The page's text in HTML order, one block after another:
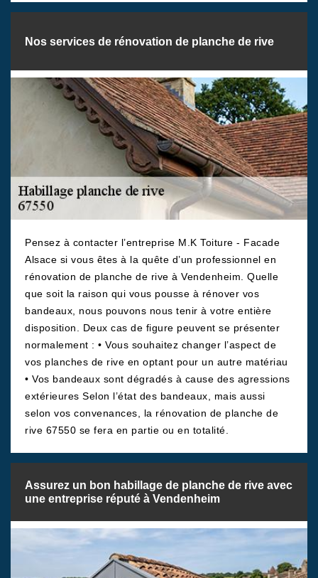
Nos services de rénovation de planche de rive
Pensez à contacter l’entreprise M.K Toiture - Facade
Alsace si vous êtes à la quête d’un professionnel en
rénovation de planche de rive à Vendenheim. Quelle
que soit la raison qui vous pousse à rénover vos
bandeaux, nous pouvons nous tenir à votre entière
disposition. Deux cas de figure peuvent se présenter
normalement : • Vous souhaitez changer l’aspect de
vos planches de rive en optant pour un autre matériau
• Vos bandeaux sont dégradés à cause des agressions
extérieures Selon l’état des bandeaux, mais aussi
selon vos convenances, la rénovation de planche de
rive 67550 se fera en partie ou en totalité.
Assurez un bon habillage de planche de rive avec
une entreprise réputé à Vendenheim